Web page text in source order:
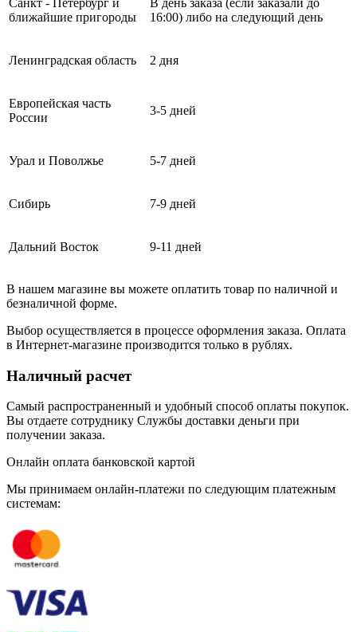
ближайшие пригороды
16:00) либо на следующий день
Ленинградская область 2 дня
Европейская часть
России
3-5 дней
Урал и Поволжье 5-7 дней
Сибирь 7-9 дней
Дальний Восток 9-11 дней
В нашем магазине вы можете оплатить товар по наличной и
безналичной форме.
Выбор осуществляется в процессе оформления заказа. Оплата
в Интернет-магазине производится только в рублях.
Наличный расчет
Самый распространенный и удобный способ оплаты покупок.
Вы отдаете сотруднику Службы доставки деньги при
получении заказа.
Онлайн оплата банковской картой
Мы принимаем онлайн-платежи по cледующим платежным
системам: